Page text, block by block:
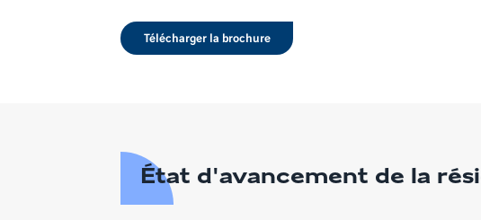
Télécharger la brochure
en
gros
plan
État d'avancement de la